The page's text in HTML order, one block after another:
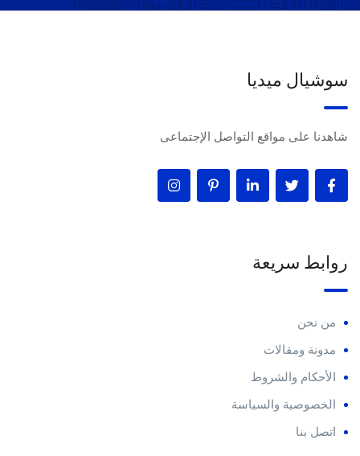
سوشيال ميديا
شاهدنا على مواقع التواصل الإجتماعى
روابط سريعة
من نحن
مدونة ومقالات
الأحكام والشروط
الخصوصية والسياسة
اتصل بنا